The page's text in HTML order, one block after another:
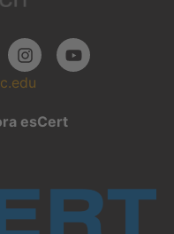
esCert